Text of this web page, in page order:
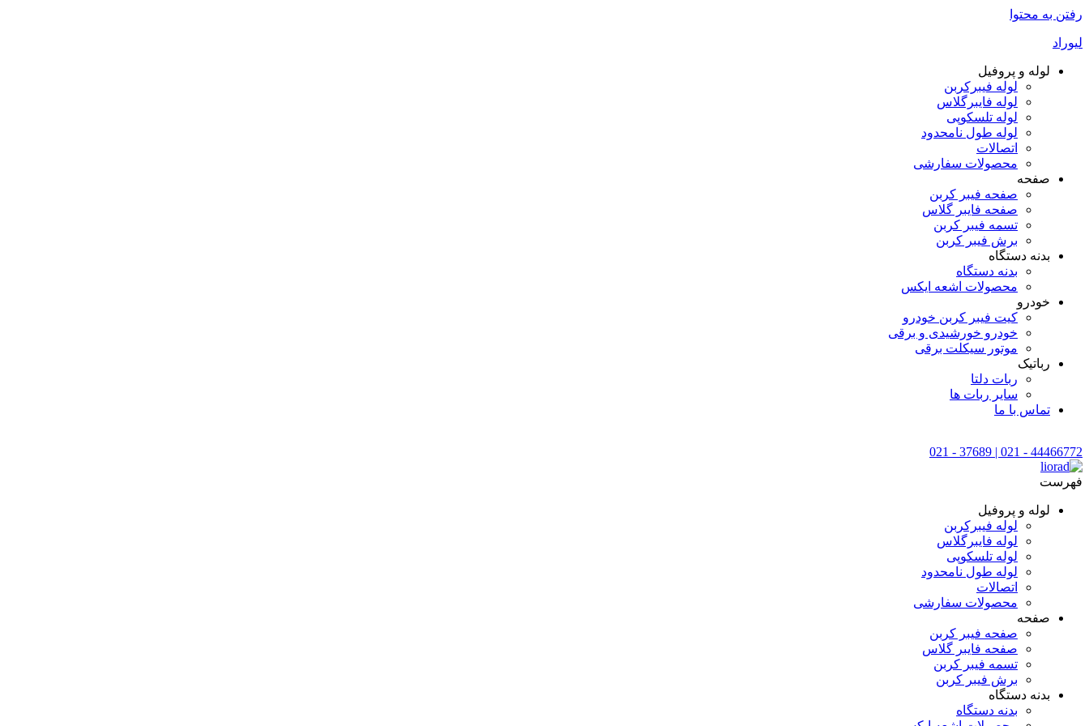
رفتن به محتوا
لیوراد
لوله و پروفیل
لوله فیبرکربن
لوله فایبرگلاس
لوله تلسکوپی
لوله طول نامحدود
اتصالات
محصولات سفارشی
صفحه
صفحه فیبر کربن
صفحه فایبر گلاس
تسمه فیبر کربن
برش فیبر کربن
بدنه دستگاه
بدنه دستگاه
محصولات اشعه ایکس
خودرو
کیت فیبر کربن خودرو
خودرو خورشیدی و برقی
موتور سیکلت برقی
رباتیک
ربات دلتا
سایر ربات ها
تماس با ما
44466772 - 021 | 37689 - 021
فهرست
لوله و پروفیل
لوله فیبرکربن
لوله فایبرگلاس
لوله تلسکوپی
لوله طول نامحدود
اتصالات
محصولات سفارشی
صفحه
صفحه فیبر کربن
صفحه فایبر گلاس
تسمه فیبر کربن
برش فیبر کربن
بدنه دستگاه
بدنه دستگاه